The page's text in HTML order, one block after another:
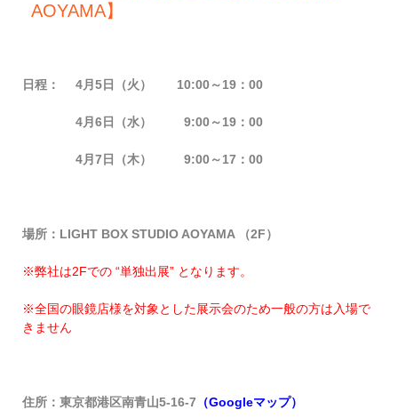
AOYAMA】
日程： 4月5日（火） 10:00～19：00
4月6日（水） 9:00～19：00
4月7日（木） 9:00～17：00
場所：LIGHT BOX STUDIO AOYAMA （2F）
※弊社は2Fでの “単独出展” となります。
※全国の眼鏡店様を対象とした展示会のため一般の方は入場で
きません
住所：東京都港区南青山5-16-7 （Googleマップ）